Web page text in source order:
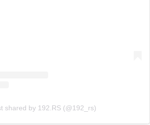
shared by 192.RS (@192_rs)